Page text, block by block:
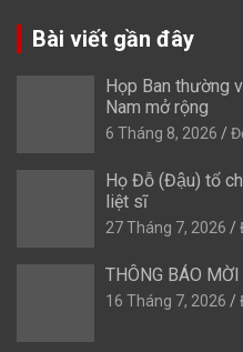
Bài viết gần đây
Họp Ban thường
Nam mở rộng
6 Tháng 8, 2026
Họ Đỗ (Đậu) tổ
liệt sĩ
27 Tháng 7, 2026
THÔNG BÁO
16 Tháng 7, 2026